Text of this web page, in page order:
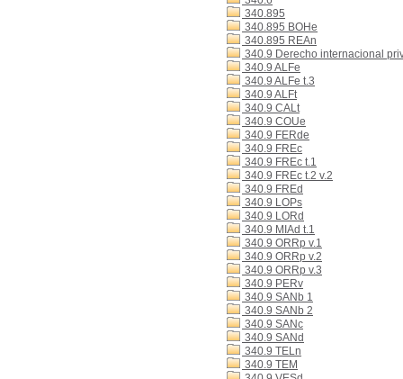
340.895
340.895 BOHe
340.895 REAn
340.9 Derecho internacional
340.9 ALFe
340.9 ALFe t.3
340.9 ALFt
340.9 CALt
340.9 COUe
340.9 FERde
340.9 FREc
340.9 FREc t.1
340.9 FREc t.2 v.2
340.9 FREd
340.9 LOPs
340.9 LORd
340.9 MIAd t.1
340.9 ORRp v.1
340.9 ORRp v.2
340.9 ORRp v.3
340.9 PERv
340.9 SANb 1
340.9 SANb 2
340.9 SANc
340.9 SANd
340.9 TELn
340.9 TEM